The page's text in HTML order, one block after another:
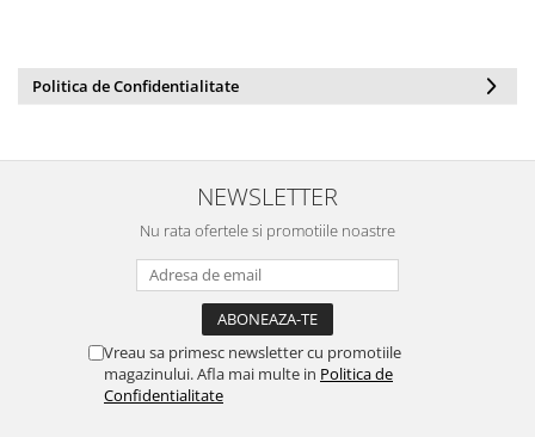
Politica de Confidentialitate
NEWSLETTER
Nu rata ofertele si promotiile noastre
Vreau sa primesc newsletter cu promotiile
magazinului. Afla mai multe in Politica de
Confidentialitate